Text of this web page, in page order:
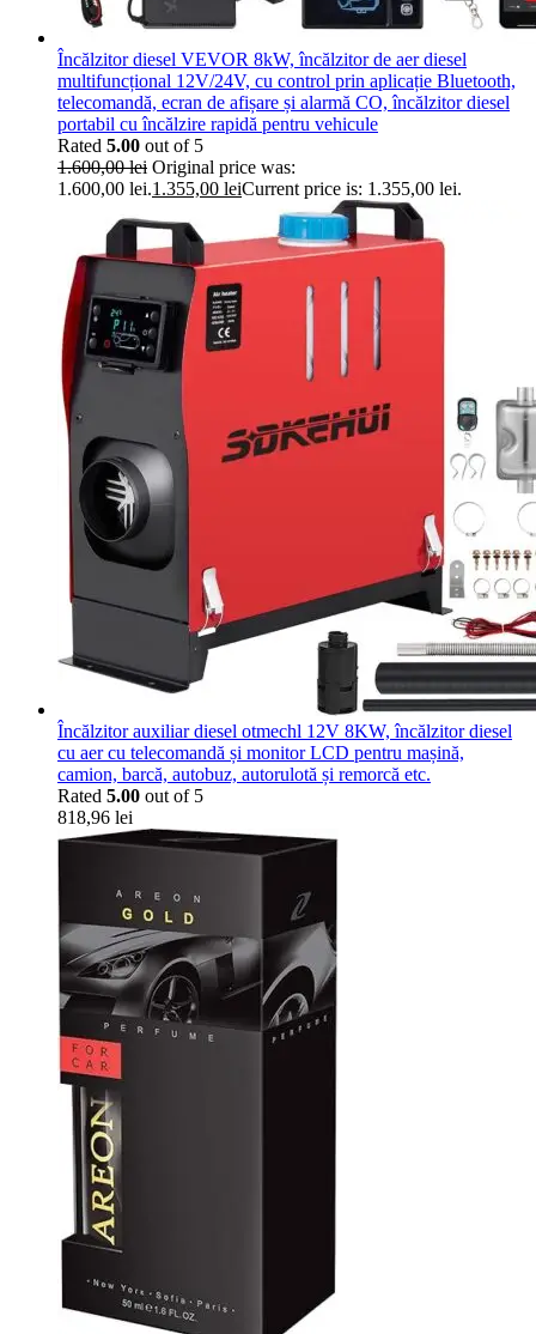
Încălzitor diesel VEVOR 8kW, încălzitor de aer diesel
multifuncțional 12V/24V, cu control prin aplicație Bluetooth,
telecomandă, ecran de afișare și alarmă CO, încălzitor diesel
portabil cu încălzire rapidă pentru vehicule
Rated 5.00 out of 5
1.600,00lei Original price was:
1.600,00 lei.1.355,00 leiCurrent price is: 1.355,00 lei.
Încălzitor auxiliar diesel otmechl 12V 8KW, încălzitor diesel
cu aer cu telecomandă și monitor LCD pentru mașină,
camion, barcă, autobuz, autorulotă și remorcă etc.
Rated 5.00 out of 5
818,96 lei